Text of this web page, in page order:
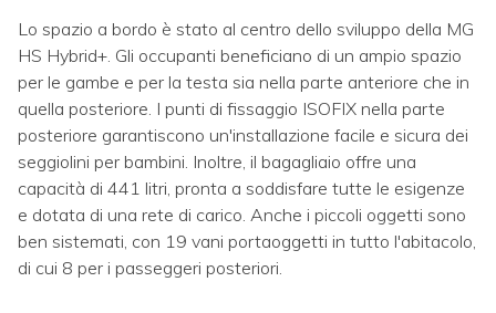
Lo spazio a bordo è stato al centro dello sviluppo della MG
HS Hybrid+. Gli occupanti beneficiano di un ampio spazio
per le gambe e per la testa sia nella parte anteriore che in
quella posteriore. I punti di fissaggio ISOFIX nella parte
posteriore garantiscono un'installazione facile e sicura dei
seggiolini per bambini. Inoltre, il bagagliaio offre una
capacità di 441 litri, pronta a soddisfare tutte le esigenze
e dotata di una rete di carico. Anche i piccoli oggetti sono
ben sistemati, con 19 vani portaoggetti in tutto l'abitacolo,
di cui 8 per i passeggeri posteriori.